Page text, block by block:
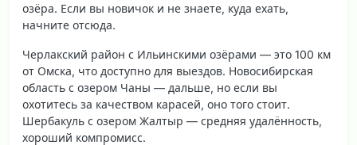
озёра. Если вы новичок и не знаете, куда ехать,
начните отсюда.
Черлакский район с Ильинскими озёрами — это 100 км
от Омска, что доступно для выездов. Новосибирская
область с озером Чаны — дальше, но если вы
охотитесь за качеством карасей, оно того стоит.
Шербакуль с озером Жалтыр — средняя удалённость,
хороший компромисс.